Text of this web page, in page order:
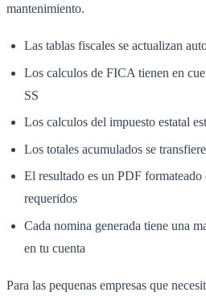
mantenimiento.
Las tablas fiscales se actualizan
Los calculos de FICA tienen en
SS
Los calculos del impuesto estatal
Los totales acumulados se
El resultado es un PDF formateado
requeridos
Cada nomina generada tiene una
en tu cuenta
Para las pequenas empresas que